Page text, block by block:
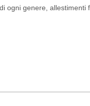
ogni genere, allestimenti